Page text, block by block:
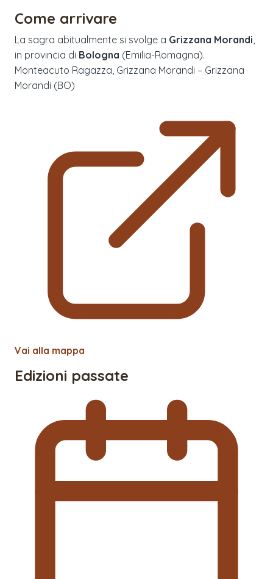
Come arrivare
La sagra abitualmente si svolge a Grizzana Morandi
in provincia di Bologna (Emilia-Romagna).
Monteacuto Ragazza, Grizzana Morandi – Grizzana
Morandi (BO)
Vai alla mappa
Edizioni passate